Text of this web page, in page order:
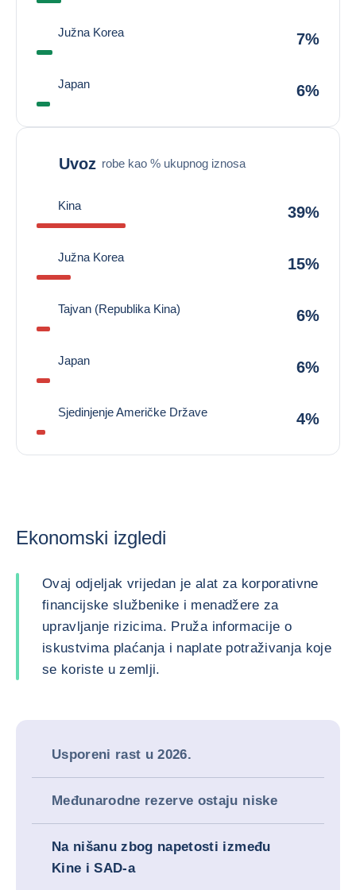
Južna Korea 7%
Japan 6%
Uvoz robe kao % ukupnog iznosa
Kina 39%
Južna Korea 15%
Tajvan (Republika Kina) 6%
Japan 6%
Sjedinjenje Američke Države 4%
Ekonomski izgledi
Ovaj odjeljak vrijedan je alat za korporativne
financijske službenike i menadžere za
upravljanje rizicima. Pruža informacije o
iskustvima plaćanja i naplate potraživanja koje
se koriste u zemlji.
Usporeni rast u 2026.
Međunarodne rezerve ostaju niske
Na nišanu zbog napetosti između
Kine i SAD-a